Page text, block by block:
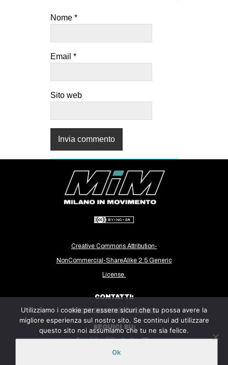
Nome *
Email *
Sito web
Creative Commons Attribution-
NonCommercial-ShareAlike 2.5 Generic
License.
CONTATTI:
milanoinmovimento@gmail.com
SEGUICI SU:
Utilizziamo i cookie per essere sicuri che tu possa avere la
migliore esperienza sul nostro sito. Se continui ad utilizzare
questo sito noi assumiamo che tu ne sia felice.
Ok